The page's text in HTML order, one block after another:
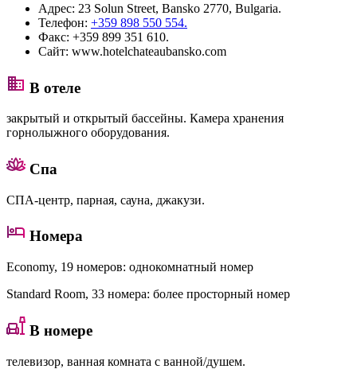
Адрес: 23 Solun Street, Bansko 2770, Bulgaria.
Телефон: +359 898 550 554.
Факс: +359 899 351 610.
Сайт: www.hotelchateaubansko.com
В отеле
закрытый и открытый бассейны. Камера хранения
горнолыжного оборудования.
Спа
СПА-центр, парная, сауна, джакузи.
Номера
Economy, 19 номеров: однокомнатный номер
Standard Room, 33 номера: более просторный номер
В номере
телевизор, ванная комната с ванной/душем.